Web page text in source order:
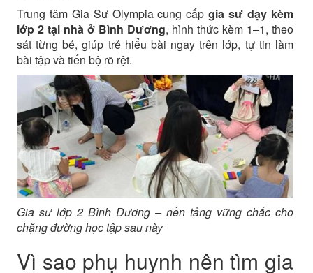
Trung tâm Gia Sư Olympia cung cấpgia sư dạy kèm
lớp 2 tại nhà ở Bình Dương, hình thức kèm 1–1, theo
sát từng bé, giúp trẻ hiểu bài ngay trên lớp, tự tin làm
bài tập và tiến bộ rõ rệt.
Gia sư lớp 2 Bình Dương – nền tảng vững chắc cho
chặng đường học tập sau này
Vì sao phụ huynh nên tìm gia